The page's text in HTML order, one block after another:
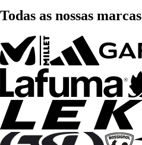
Todas as nossas marcas